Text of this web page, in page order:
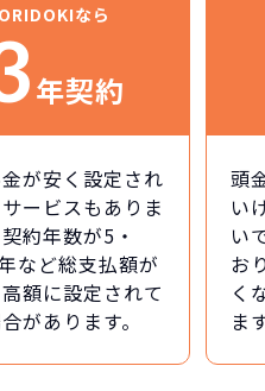
なら
年契約
が安く設定され
ービスもありま
約年数が5・
など総支払額が
額に設定されて
があります。
頭
い
い
お
く
ま